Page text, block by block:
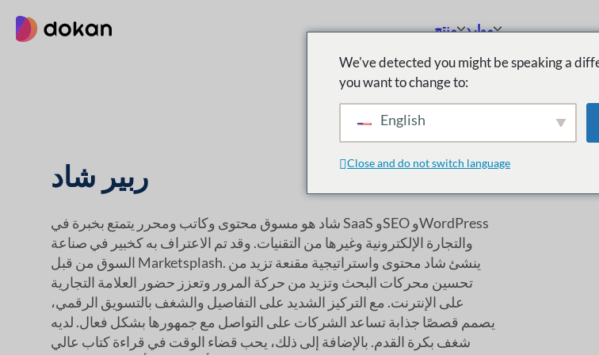
إلى
منتج موارد
ربير شاد
شاد هو مسوق محتوى وكاتب ومحرر يتمتع بخبرة في SaaS وSEO وWordPress
والتجارة الإلكترونية وغيرها من التقنيات. وقد تم الاعتراف به كخبير في صناعة
السوق من قبل Marketsplash. ينشئ شاد محتوى واستراتيجية مقنعة تزيد من
تحسين محركات البحث وتزيد من حركة المرور وتعزز حضور العلامة التجارية
على الإنترنت. مع التركيز الشديد على التفاصيل والشغف بالتسويق الرقمي،
يصمم قصصًا جذابة تساعد الشركات على التواصل مع جمهورها بشكل فعال. لديه
شغف بكرة القدم. بالإضافة إلى ذلك، يحب قضاء الوقت في قراءة كتاب عالي
We've detected you might be speaking a
you want to change to:
English
Close and do not switch language